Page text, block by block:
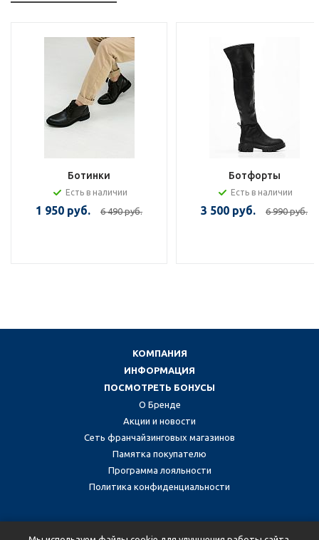
Ботинки
Есть в наличии
1 950 руб. 6 490 руб.
Ботфорты
Есть в наличии
3 500 руб. 6 990 руб.
КОМПАНИЯ
ИНФОРМАЦИЯ
ПОСМОТРЕТЬ БОНУСЫ
О Бренде
Акции и новости
Сеть франчайзинговых магазинов
Памятка покупателю
Программа лояльности
Политика конфиденциальности
Присоединяйтесь к нам в социальных сетях: